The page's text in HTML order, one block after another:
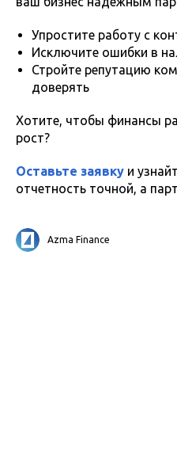
Упростите работу с
Исключите ошибки в
Стройте репутацию
доверять
Хотите, чтобы финансы
рост?
Оставьте заявку и
отчетность точной, а
Azma Finance